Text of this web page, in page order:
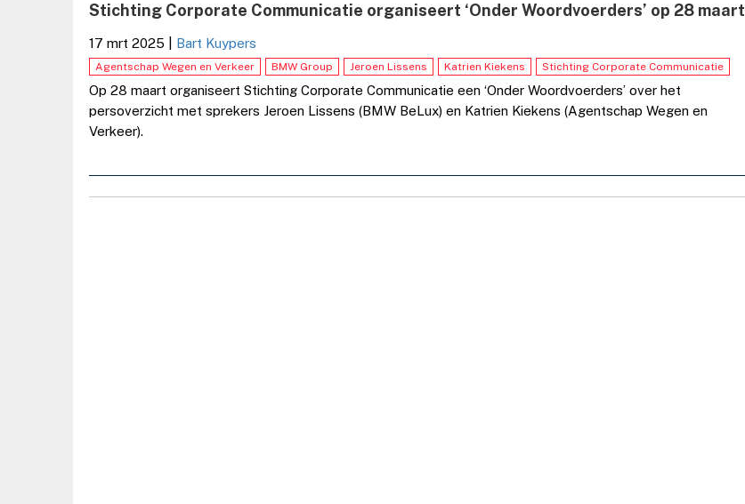
Stichting Corporate Communicatie organiseert ‘Onder Woordvoerders’ op 28 maart
17 mrt 2025 Bart Kuypers
Agentschap Wegen en Verkeer BMW Group Jeroen Lissens Katrien Kiekens Stichting Corporate Communicatie
Op 28 maart organiseert Stichting Corporate Communicatie een ‘Onder Woordvoerders’ over het
persoverzicht met sprekers Jeroen Lissens (BMW BeLux) en Katrien Kiekens (Agentschap Wegen en
Verkeer).